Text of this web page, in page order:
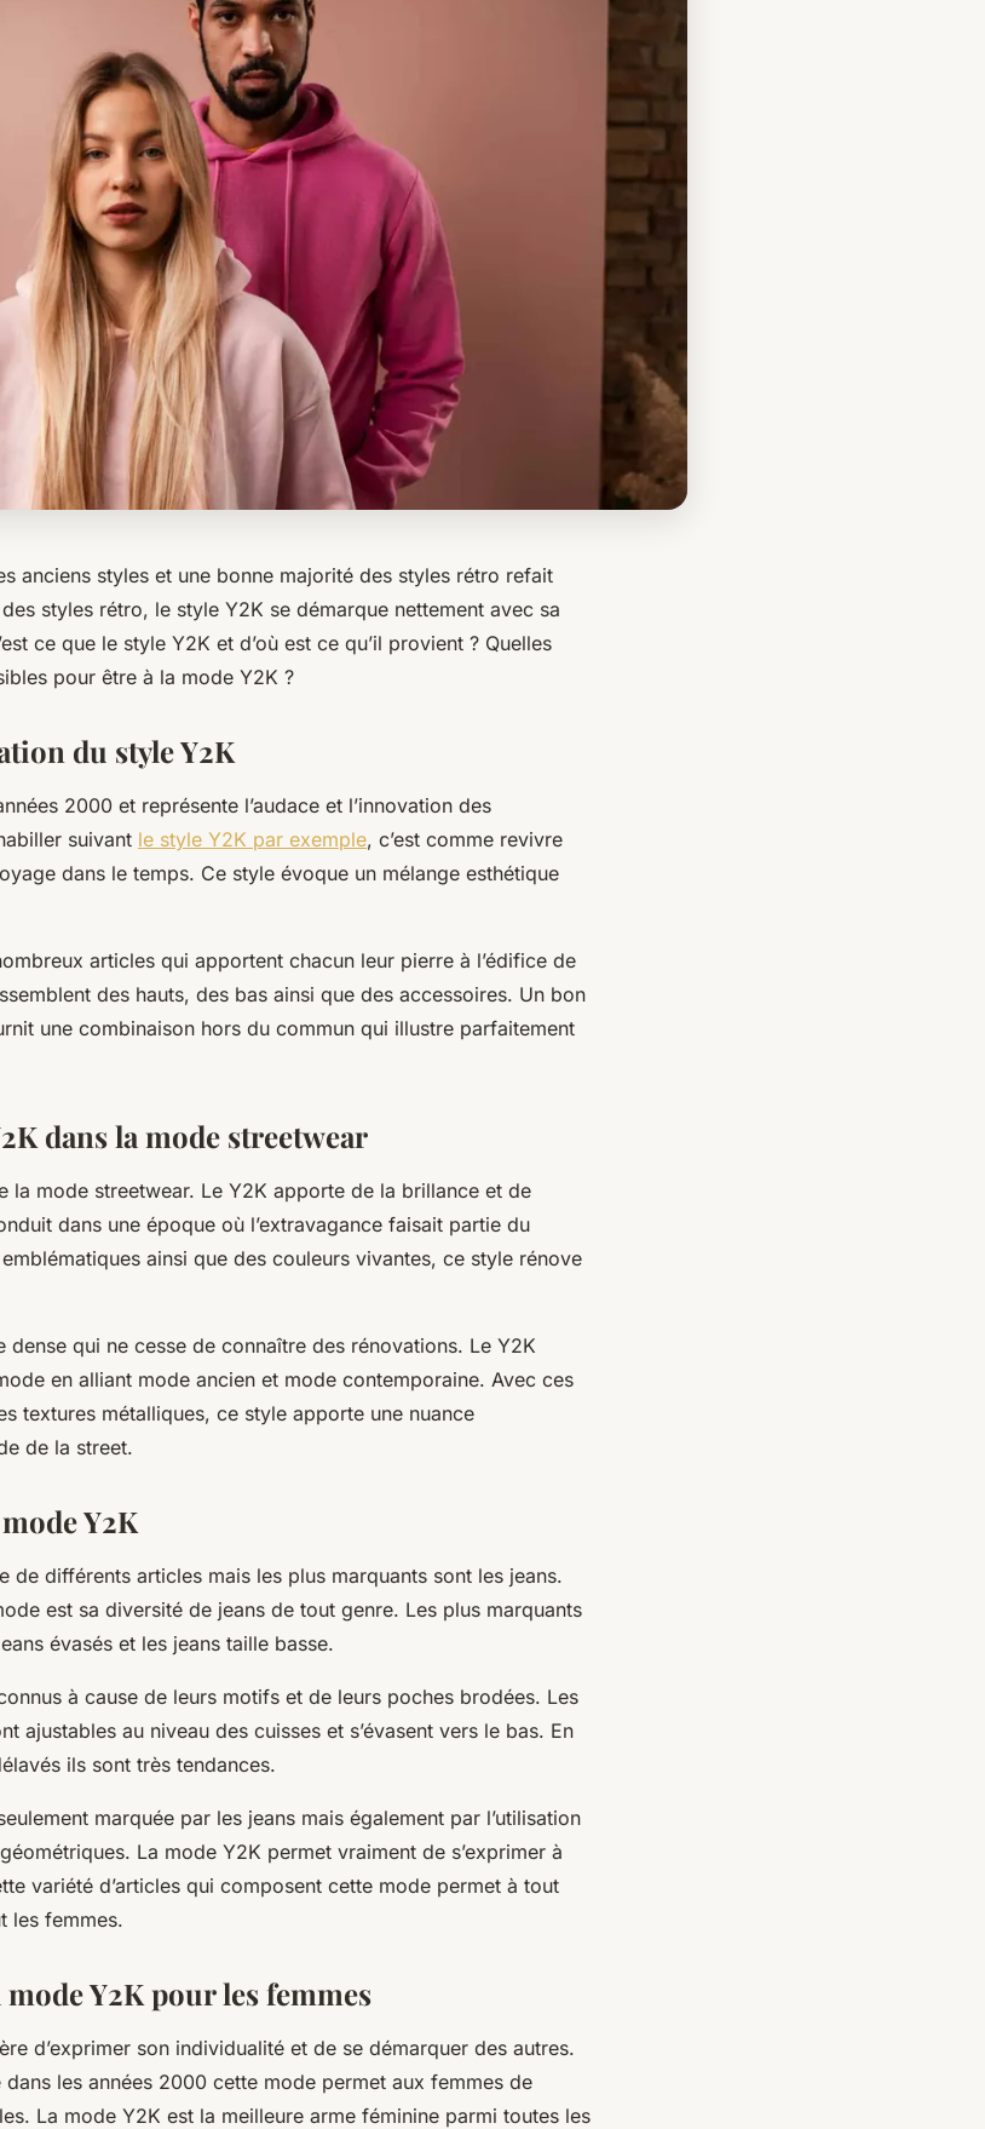
anciens styles et une bonne majorité des styles rétro refait
styles rétro, le style Y2K se démarque nettement avec sa
ce que le style Y2K et d’où est ce qu’il provient ? Quelles
pour être à la mode Y2K ?
du style Y2K
2000 et représente l’audace et l’innovation des
suivant le style Y2K par exemple, c’est comme revivre
dans le temps. Ce style évoque un mélange esthétique
articles qui apportent chacun leur pierre à l’édifice de
des hauts, des bas ainsi que des accessoires. Un bon
une combinaison hors du commun qui illustre parfaitement
dans la mode streetwear
la mode streetwear. Le Y2K apporte de la brillance et de
dans une époque où l’extravagance faisait partie du
ainsi que des couleurs vivantes, ce style rénove
dense qui ne cesse de connaître des rénovations. Le Y2K
en alliant mode ancien et mode contemporaine. Avec ces
textures métalliques, ce style apporte une nuance
de la street.
Y2K
de différents articles mais les plus marquants sont les jeans.
est sa diversité de jeans de tout genre. Les plus marquants
évasés et les jeans taille basse.
à cause de leurs motifs et de leurs poches brodées. Les
ajustables au niveau des cuisses et s’évasent vers le bas. En
ils sont très tendances.
marquée par les jeans mais également par l’utilisation
La mode Y2K permet vraiment de s’exprimer à
variété d’articles qui composent cette mode permet à tout
les femmes.
Y2K pour les femmes
d’exprimer son individualité et de se démarquer des autres.
les années 2000 cette mode permet aux femmes de
La mode Y2K est la meilleure arme féminine parmi toutes les